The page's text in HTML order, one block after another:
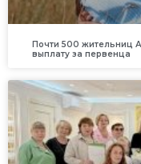
Почти 500 жительниц
выплату за первенца